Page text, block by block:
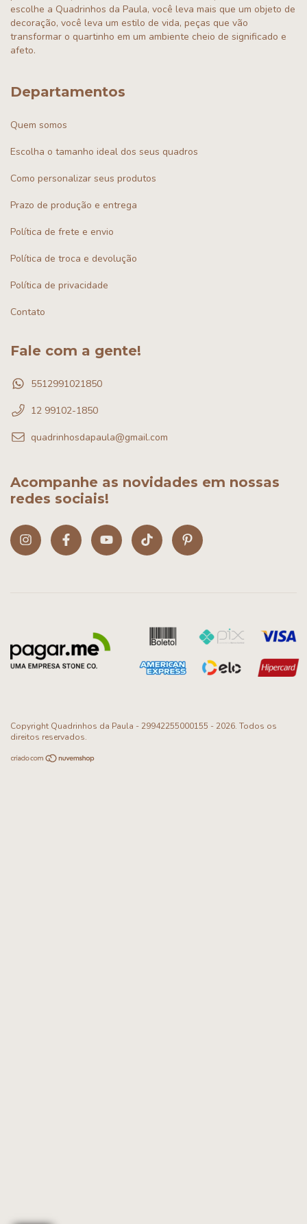
escolhe a Quadrinhos da Paula, você leva mais que um objeto de
decoração, você leva um estilo de vida, peças que vão
transformar o quartinho em um ambiente cheio de significado e
afeto.
Departamentos
Quem somos
Escolha o tamanho ideal dos seus quadros
Como personalizar seus produtos
Prazo de produção e entrega
Política de frete e envio
Política de troca e devolução
Política de privacidade
Contato
Fale com a gente!
5512991021850
12 99102-1850
quadrinhosdapaula@gmail.com
Acompanhe as novidades em nossas
redes sociais!
Copyright Quadrinhos da Paula - 29942255000155 - 2026. Todos os
direitos reservados.